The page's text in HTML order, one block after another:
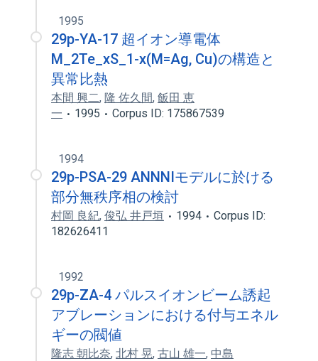
1995
29p-YA-17 超イオン導電体
M_2Te_xS_1-x(M=Ag, Cu)の構造と
異常比熱
本間 興二, 隆 佐久間, 飯田 恵
一
1995 Corpus ID: 175867539
1994
29p-PSA-29 ANNNIモデルに於ける
部分無秩序相の検討
村岡 良紀, 俊弘 井戸垣 1994
Corpus ID:
182626411
1992
29p-ZA-4 パルスイオンビーム誘起
アブレーションにおける付与エネル
ギーの閥値
隆志 朝比奈, 北村 晃, 古山 雄一, 中島